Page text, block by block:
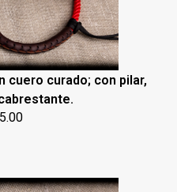
cuero curado; con pilar,